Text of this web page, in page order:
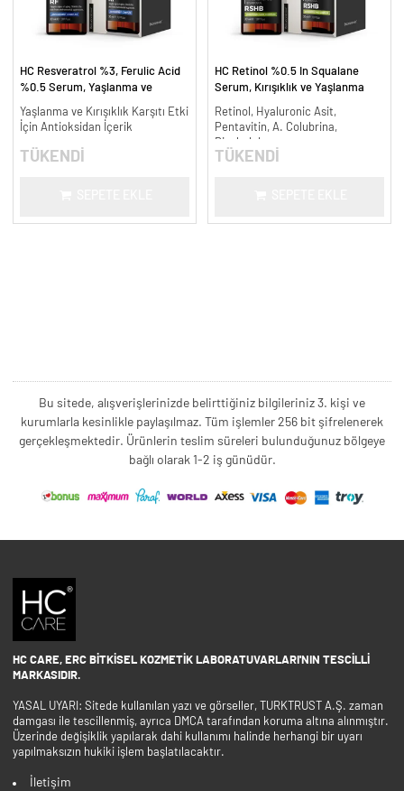
HC Resveratrol %3, Ferulic Acid
%0.5 Serum, Yaşlanma ve
Yaşlanma ve Kırışıklık Karşıtı Etki
İçin Antioksidan İçerik
TÜKENDİ
HC Retinol %0.5 In Squalane
Serum, Kırışıklık ve Yaşlanma
Retinol, Hyaluronic Asit,
Pentavitin, A. Colubrina,
Bisabolol
TÜKENDİ
Bu sitede, alışverişlerinizde belirttiğiniz bilgileriniz 3. kişi ve
kurumlarla kesinlikle paylaşılmaz. Tüm işlemler 256 bit şifrelenerek
gerçekleşmektedir. Ürünlerin teslim süreleri bulunduğunuz bölgeye
bağlı olarak 1-2 iş günüdür.
HC CARE, ERC BITKISEL KOZMETIK LABORATUVARLARI'NIN TESCILLI
MARKASIDIR.
YASAL UYARI: Sitede kullanılan yazı ve görseller, TURKTRUST A.Ş. zaman
damgası ile tescillenmiş, ayrıca DMCA tarafından koruma altına alınmıştır.
Üzerinde değişiklik yapılarak dahi kullanımı halinde herhangi bir uyarı
yapılmaksızın hukiki işlem başlatılacaktır.
İletişim